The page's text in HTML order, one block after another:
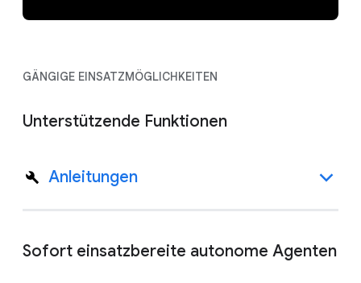
GÄNGIGE EINSATZMÖGLICHKEITEN
Unterstützende Funktionen
Anleitungen
Sofort einsatzbereite autonome Agenten